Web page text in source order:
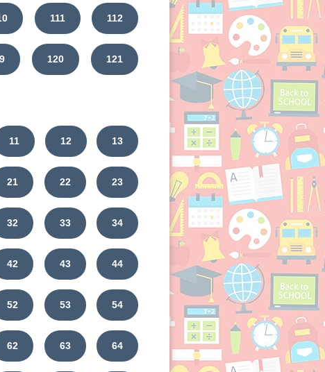
111 112
120 121
11 12 13
21 22 23
32 33 34
42 43 44
52 53 54
62 63 64